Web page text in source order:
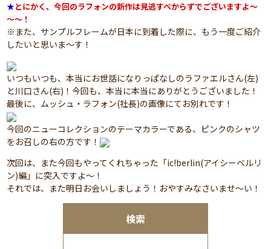
検索
★とにかく、今回のラフォンの新作は見逃すべからずでございますよ～
～～！
※また、サンプルフレームが日本に到着した際に、もう一度ご紹介
したいと思いま～す！
いつもいつも、本当にお世話になりっぱなしのラファエルさん(左)
と川口さん(右)！今回も、本当に本当にありがとうございました！
最後に、ムッシュ・ラフォン(社長)の画像にてお別れです！
今回のニューコレクションのテーマカラーである、ピンクのシャツ
をお召しの右の方です！
次回は、また今回もやってくれちゃった「ic!berlin(アイシーベルリ
ン)編」に突入ですよ～！
それでは、また明日お会いしましょう！おやすみなさいませ～い！